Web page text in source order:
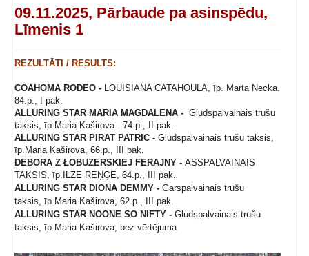
09.11.2025, Pārbaude pa asinspēdu,
Līmenis 1
REZULTĀTI / RESULTS:
COAHOMA RODEO - LOUISIANA CATAHOULA, īp. Marta Necka.
84.p., I pak.
ALLURING STAR MARIA MAGDALENA - Gludspalvainais trušu
taksis, īp.Maria Kaširova - 74.p., II pak.
ALLURING STAR PIRAT PATRIC - Gludspalvainais trušu taksis,
īp.Maria Kaširova, 66.p., III pak.
DEBORA Z ŁOBUZERSKIEJ FERAJNY - ASSPALVAINAIS
TAKSIS, īp.ILZE REŅĢE, 64.p., III pak.
ALLURING STAR DIONA DEMMY - Garspalvainais trušu
taksis, īp.Maria Kaširova, 62.p., III pak.
ALLURING STAR NOONE SO NIFTY - Gludspalvainais trušu
taksis, īp.Maria Kaširova, bez vērtējuma